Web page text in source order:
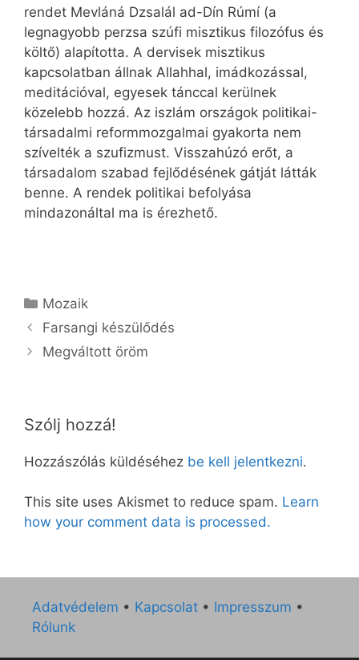
rendet Mevláná Dzsalál ad-Dín Rúmí (a
legnagyobb perzsa szúfi misztikus filozófus és
költő) alapította. A dervisek misztikus
kapcsolatban állnak Allahhal, imádkozással,
meditációval, egyesek tánccal kerülnek
közelebb hozzá. Az iszlám országok politikai-
társadalmi reformmozgalmai gyakorta nem
szívelték a szufizmust. Visszahúzó erőt, a
társadalom szabad fejlődésének gátját látták
benne. A rendek politikai befolyása
mindazonáltal ma is érezhető.
Kategória
Mozaik
Farsangi készülődés
Megváltott öröm
Szólj hozzá!
Hozzászólás küldéséhez be kell jelentkezni.
This site uses Akismet to reduce spam. Learn
how your comment data is processed.
Adatvédelem • Kapcsolat • Impresszum •
Rólunk